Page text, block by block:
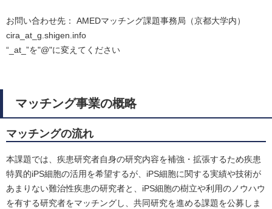
お問い合わせ先： AMEDマッチング課題事務局（京都大学内）
cira_at_g.shigen.info
“_at_”を"@"に変えてください
マッチング事業の概略
マッチングの流れ
本課題では、疾患研究者自身の研究内容を補強・拡張するため疾患
特異的iPS細胞の活用を希望するが、iPS細胞に関する実績や技術が
あまりない難治性疾患の研究者と、iPS細胞の樹立や利用のノウハウ
を有する研究者をマッチングし、共同研究を進める課題を公募しま